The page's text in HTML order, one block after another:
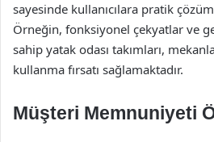
sayesinde kullanıcılara pratik
Örneğin, fonksiyonel çekyatlar ve
sahip yatak odası takımları,
kullanma fırsatı sağlamaktadır.
Müşteri Memnuniyeti